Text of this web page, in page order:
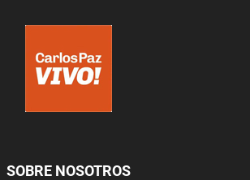
SOBRE NOSOTROS